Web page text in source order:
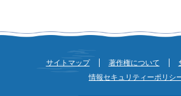
サイトマップ 著作権について
情報セキュリティーポリシ